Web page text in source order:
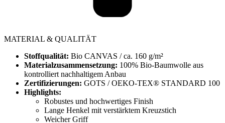
MATERIAL & QUALITÄT
Stoffqualität: Bio CANVAS / ca. 160 g/m²
Materialzusammensetzung: 100% Bio-Baumwolle aus
kontrolliert nachhaltigem Anbau
Zertifizierungen: GOTS / OEKO-TEX® STANDARD 100
Highlights:
Robustes und hochwertiges Finish
Lange Henkel mit verstärktem Kreuzstich
Weicher Griff